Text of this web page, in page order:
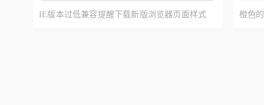
IE版本过低兼容提醒下载新版浏览器页面样式 橙色